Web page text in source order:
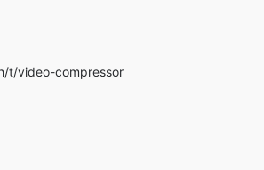
t/video-compressor